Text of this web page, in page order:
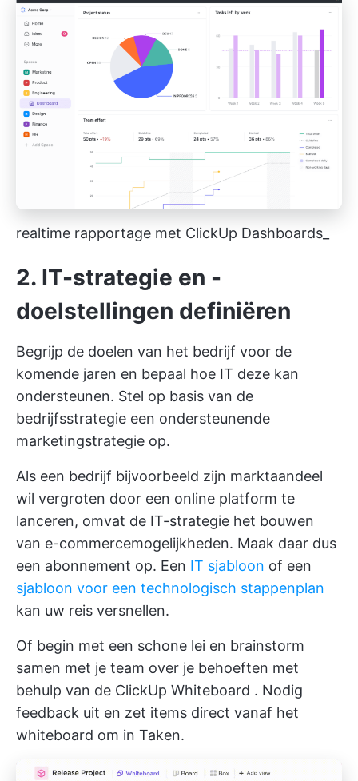
realtime rapportage met ClickUp Dashboards_
2. IT-strategie en -
doelstellingen definiëren
Begrijp de doelen van het bedrijf voor de
komende jaren en bepaal hoe IT deze kan
ondersteunen. Stel op basis van de
bedrijfsstrategie een ondersteunende
marketingstrategie op.
Als een bedrijf bijvoorbeeld zijn marktaandeel
wil vergroten door een online platform te
lanceren, omvat de IT-strategie het bouwen
van e-commercemogelijkheden. Maak daar dus
een abonnement op. Een IT sjabloon of een
sjabloon voor een technologisch stappenplan
kan uw reis versnellen.
Of begin met een schone lei en brainstorm
samen met je team over je behoeften met
behulp van de ClickUp Whiteboard . Nodig
feedback uit en zet items direct vanaf het
whiteboard om in Taken.